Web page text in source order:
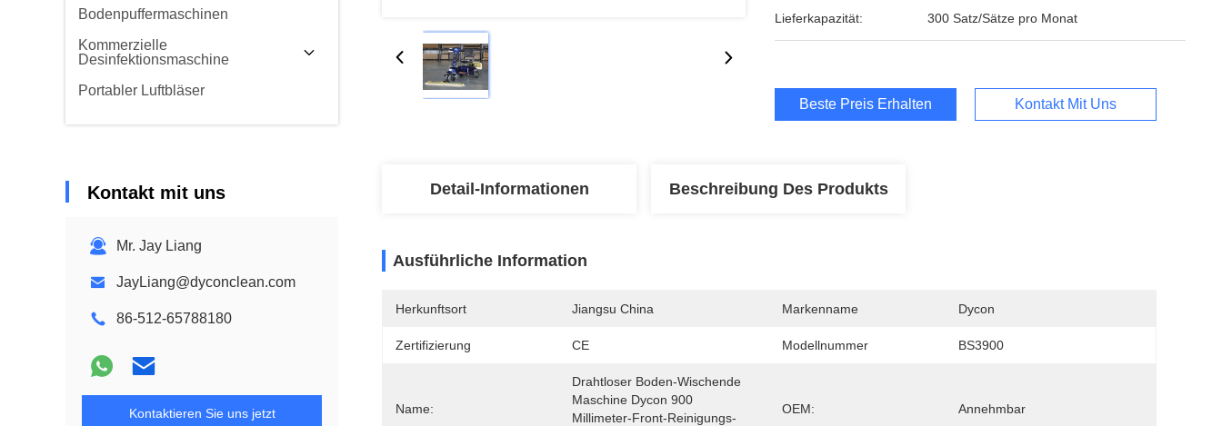
Bodenpuffermaschinen
Kommerzielle
Desinfektionsmaschine
Portabler Luftbläser
Kontakt mit uns
Mr. Jay Liang
JayLiang@dyconclean.com
86-512-65788180
Kontaktieren Sie uns jetzt
Lieferkapazität: 300 Satz/Sätze pro Monat
Beste Preis Erhalten Kontakt Mit Uns
Detail-Informationen Beschreibung Des Produkts
Ausführliche Information
Herkunftsort Jiangsu China Markenname Dycon
Zertifizierung CE Modellnummer BS3900
Name:
Drahtloser Boden-Wischende
Maschine Dycon 900
Millimeter-Front-Reinigungs-
OEM: Annehmbar